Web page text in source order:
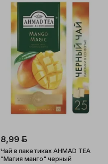
8,99 ƃ
Чай в пакетиках AHMAD TEA
"Магия манго" черный